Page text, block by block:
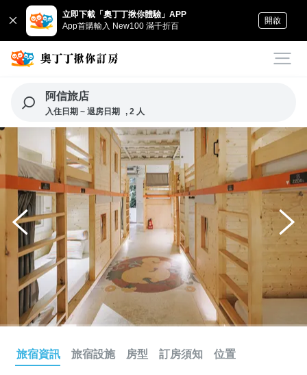
立即下載「奧丁丁揪你體驗」APP
App首購輸入 New100 滿千折百
開啟
阿信旅店
入住日期 ~ 退房日期 , 2 人
旅宿資訊 旅宿設施 房型 訂房須知 位置